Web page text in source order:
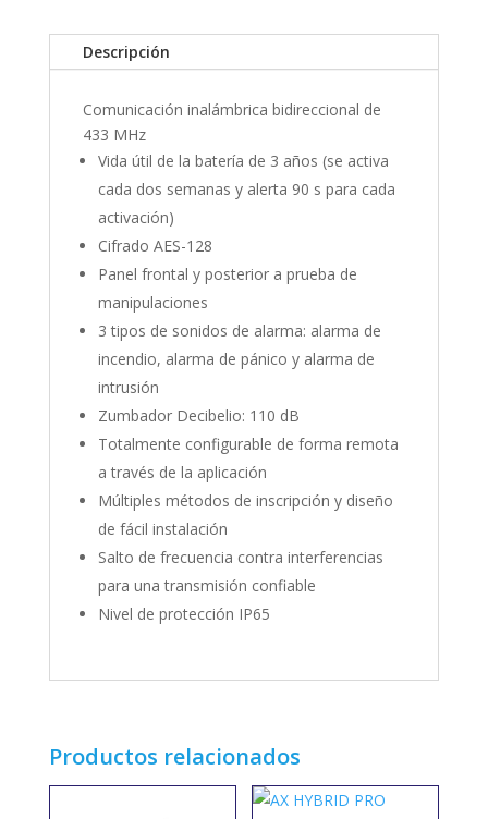
Descripción
Comunicación inalámbrica bidireccional de
433 MHz
Vida útil de la batería de 3 años (se activa
cada dos semanas y alerta 90 s para cada
activación)
Cifrado AES-128
Panel frontal y posterior a prueba de
manipulaciones
3 tipos de sonidos de alarma: alarma de
incendio, alarma de pánico y alarma de
intrusión
Zumbador Decibelio: 110 dB
Totalmente configurable de forma remota
a través de la aplicación
Múltiples métodos de inscripción y diseño
de fácil instalación
Salto de frecuencia contra interferencias
para una transmisión confiable
Nivel de protección IP65
Productos relacionados